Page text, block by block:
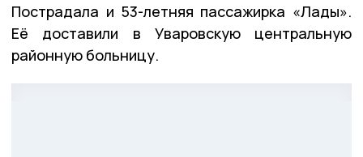
Пострадала и 53-летняя пассажирка «Лады».
Её доставили в Уваровскую центральную
районную больницу.